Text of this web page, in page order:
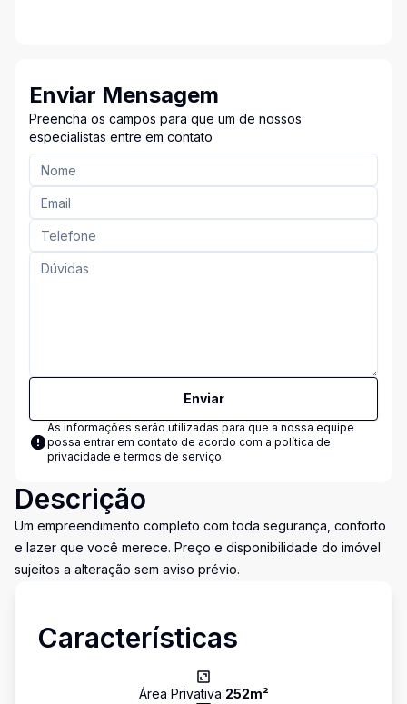
Enviar Mensagem
Preencha os campos para que um de nossos
especialistas entre em contato
Enviar
As informações serão utilizadas para que a nossa equipe
possa entrar em contato de acordo com a política de
privacidade e termos de serviço
Descrição
Um empreendimento completo com toda segurança, conforto
e lazer que você merece. Preço e disponibilidade do imóvel
sujeitos a alteração sem aviso prévio.
Características
Área Privativa 252m²